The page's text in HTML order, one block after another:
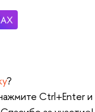
?
Ctrl+Enter и